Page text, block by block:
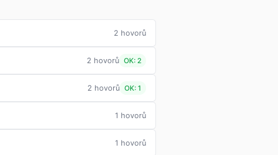
2 hovorů
2 hovorů OK: 2
2 hovorů OK: 1
1 hovorů
1 hovorů